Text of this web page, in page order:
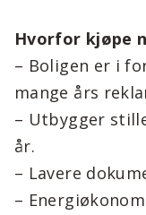
Hvorfor kjøpe
– Boligen er i
mange års
– Utbygger
år.
– Lavere
–